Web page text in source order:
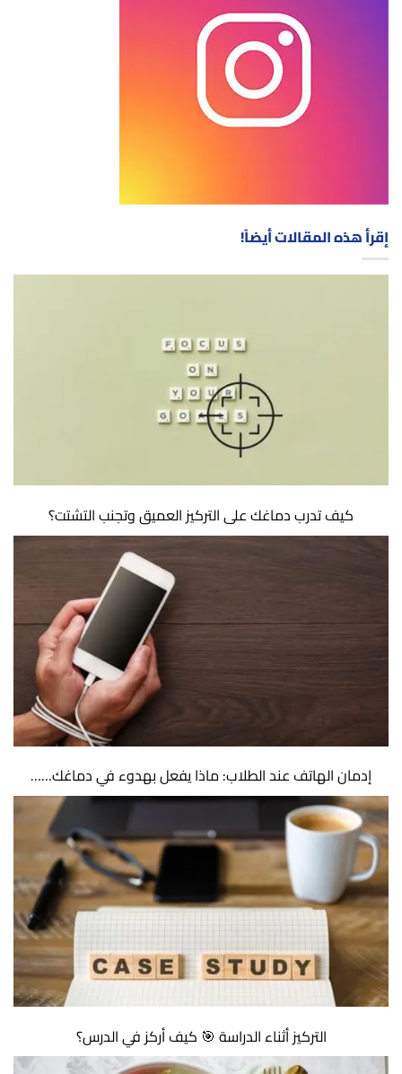
إقرأ هذه المقالات أيضاً!
كيف تدرب دماغك على التركيز العميق وتجنب التشتت؟
إدمان الهاتف عند الطلاب: ماذا يفعل بهدوء في دماغك……
التركيز أثناء الدراسة 🎯 كيف أركز في الدرس؟